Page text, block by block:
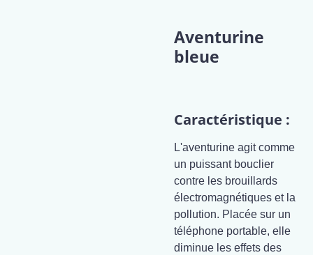
Aventurine
bleue
Caractéristique :
L'aventurine agit comme
un puissant bouclier
contre les brouillards
électromagnétiques et la
pollution. Placée sur un
téléphone portable, elle
diminue les effets des